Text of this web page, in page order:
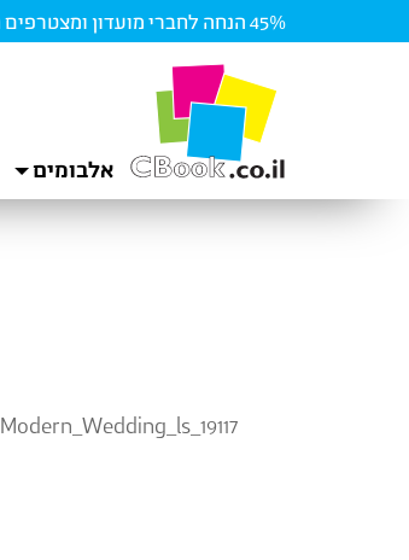
45% הנחה לחברי מועדון ומצטרפים חדשים |
אלבומים
Modern_Wedding_ls_19117